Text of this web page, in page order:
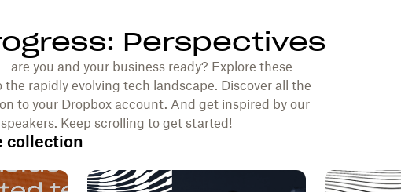
Perspectives
you and your business ready? Explore these
the rapidly evolving tech landscape. Discover all the
to your Dropbox account. And get inspired by our
Keep scrolling to get started!
collection